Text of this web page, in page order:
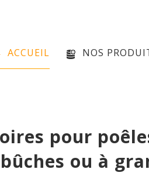
ACCUEIL NOS
pour
bûches ou à